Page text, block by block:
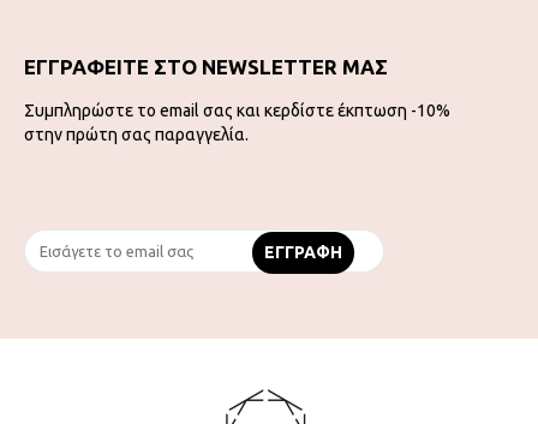
ΕΓΓΡΑΦΕΙΤΕ ΣΤΟ NEWSLETTER ΜΑΣ
Συμπληρώστε το email σας και κερδίστε έκπτωση -10%
στην πρώτη σας παραγγελία.